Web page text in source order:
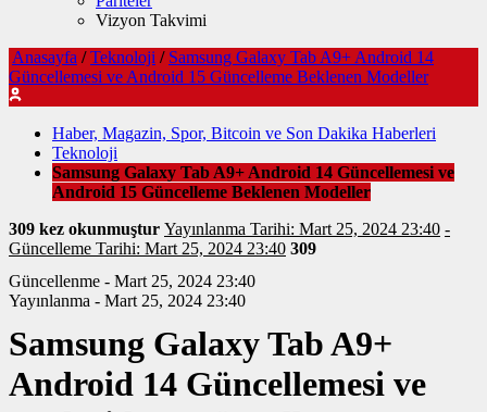
Vizyon Takvimi
Anasayfa / Teknoloji / Samsung Galaxy Tab A9+ Android 14
Güncellemesi ve Android 15 Güncelleme Beklenen Modeller
Haber, Magazin, Spor, Bitcoin ve Son Dakika Haberleri
Teknoloji
Samsung Galaxy Tab A9+ Android 14 Güncellemesi ve
Android 15 Güncelleme Beklenen Modeller
309 kez okunmuştur Yayınlanma Tarihi: Mart 25, 2024 23:40 -
Güncelleme Tarihi: Mart 25, 2024 23:40 309
Güncellenme - Mart 25, 2024 23:40
Yayınlanma - Mart 25, 2024 23:40
Samsung Galaxy Tab A9+
Android 14 Güncellemesi ve